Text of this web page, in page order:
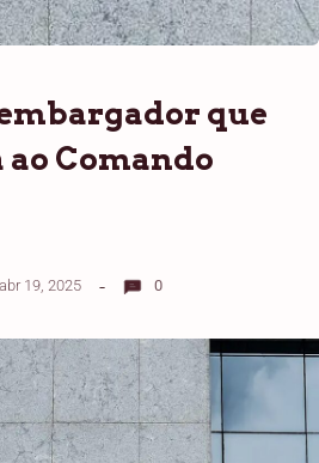
que
Comando
abr 19, 2025 0